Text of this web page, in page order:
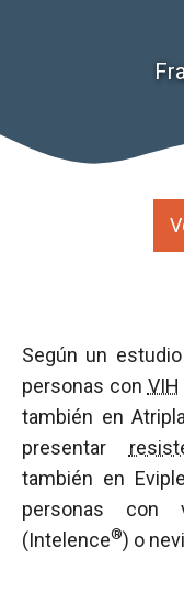
Según un
personas con VIH
también en
presentar
también en
personas con
(Intelence®) o